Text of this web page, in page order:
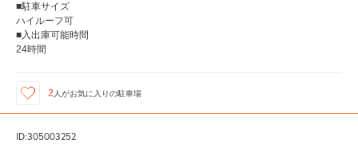
■駐車サイズ
ハイルーフ可
■入出庫可能時間
24時間
2 人がお気に入りの駐車場
ID:305003252